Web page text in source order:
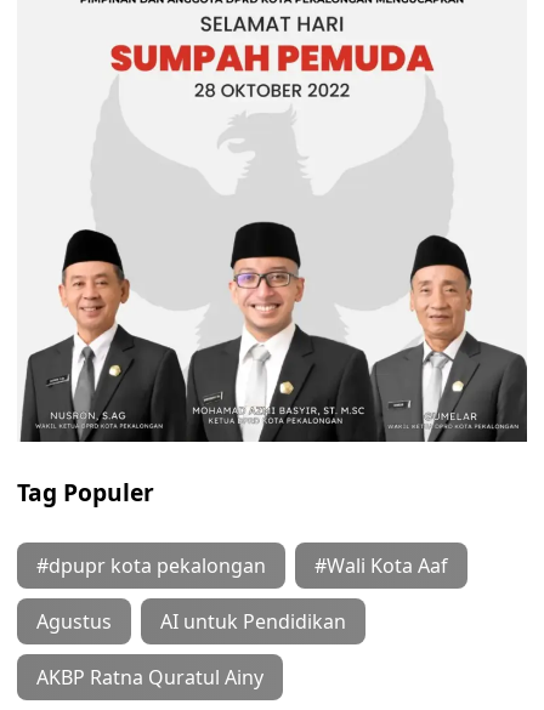
Tag Populer
#dpupr kota pekalongan #Wali Kota Aaf
Agustus AI untuk Pendidikan
AKBP Ratna Quratul Ainy